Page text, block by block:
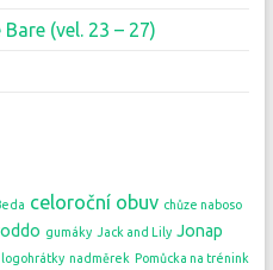
(vel. 23 – 27)
celoroční obuv chůze naboso
gumáky Jack and Lily Jonap
logohrátky nadměrek Pomůcka na trénink